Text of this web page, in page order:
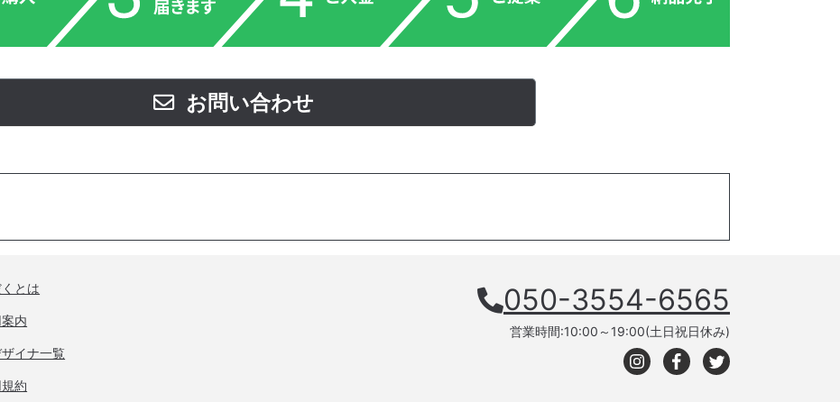
お問い合わせ
とは
内
イナ一覧
約
050-3554-6565
営業時間:10:00～19:00(土日祝日休み)